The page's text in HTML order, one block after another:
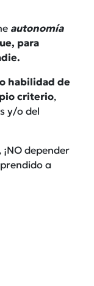
autonomía
para
habilidad de
criterio,
y/o del
depender
a